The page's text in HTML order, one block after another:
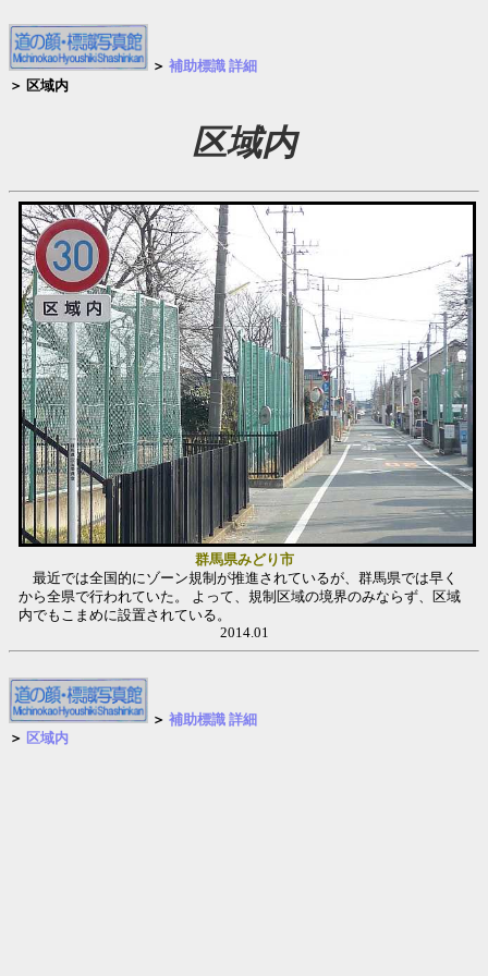
＞ 補助標識 詳細
＞ 区域内
区域内
群馬県みどり市
最近では全国的にゾーン規制が推進されているが、群馬県では早く
から全県で行われていた。 よって、規制区域の境界のみならず、区域
内でもこまめに設置されている。
2014.01
＞ 補助標識 詳細
＞ 区域内